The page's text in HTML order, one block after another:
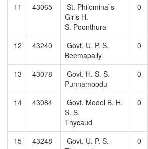
11 43065
St. Philomina`s
Girls H.
S. Poonthura
0
12 43240
Govt. U. P. S.
Beemapally
0
13 43078
Govt. H. S. S.
Punnamoodu
0
14 43084
Govt. Model B. H.
S. S.
Thycaud
0
15 43248
Govt. U. P. S.
0